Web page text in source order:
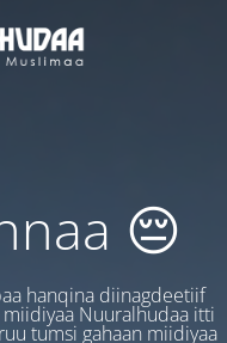
😔
hanqina diinagdeetiif
Nuuralhudaa itti
tumsi gahaan miidiyaa